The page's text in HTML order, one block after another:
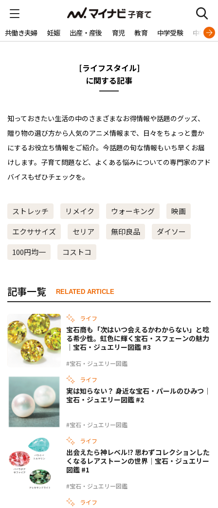
共働き夫婦 妊娠 出産・産後 育児 教育 中学受験 中学生
[ライフスタイル]
に関する記事
知っておきたい生活の中のさまざまなお得情報や話題のグッズ、
贈り物の選び方から人気のアニメ情報まで、日々をちょっと豊か
にするお役立ち情報をご紹介。今話題の旬な情報もいち早くお届
けします。子育て問題など、よくある悩みについての専門家のアド
バイスもぜひチェックを。
ストレッチ リメイク ウォーキング
映画
エクササイズ
セリア 無印良品
ダイソー
100円均一
コストコ
記事一覧 RELATED ARTICLE
ライフ
#宝石・ジュエリー図鑑
宝石商も「次はいつ会えるかわからない」と唸
る希少性。虹色に輝く宝石・スフェーンの魅力
｜宝石・ジュエリー図鑑 #3
ライフ
#宝石・ジュエリー図鑑
実は知らない？ 身近な宝石・パールのひみつ｜
宝石・ジュエリー図鑑 #2
ライフ
#宝石・ジュエリー図鑑
出会えたら神レベル⁉ 思わずコレクションした
くなるレアストーンの世界｜宝石・ジュエリー
図鑑 #1
ライフ